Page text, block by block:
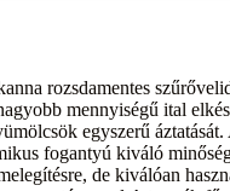
rozsdamentes
mennyiségű ital
egyszerű
fogantyú kiváló
de kiválóan